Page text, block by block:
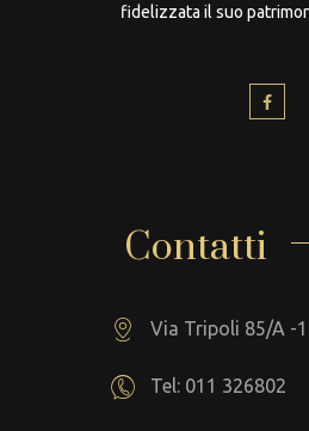
fidelizzata il suo
Contatti
Via Tripoli 85/A -
Tel: 011 326802